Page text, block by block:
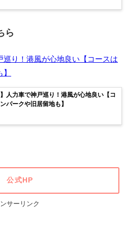
ら
巡り！港風が心地良い【コースは
】人力車で神戸巡り！港風が心地良い【コ
パークや旧居留地も】
公式HP
サーリンク